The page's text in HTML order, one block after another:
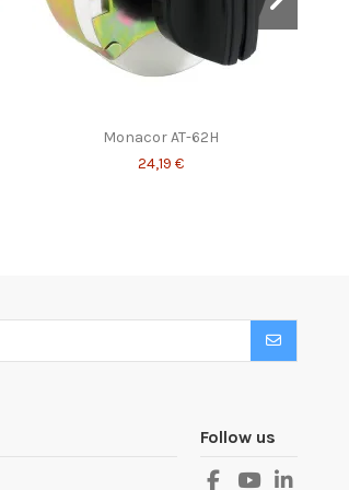
Monacor AT-62H
24,19 €
Follow us